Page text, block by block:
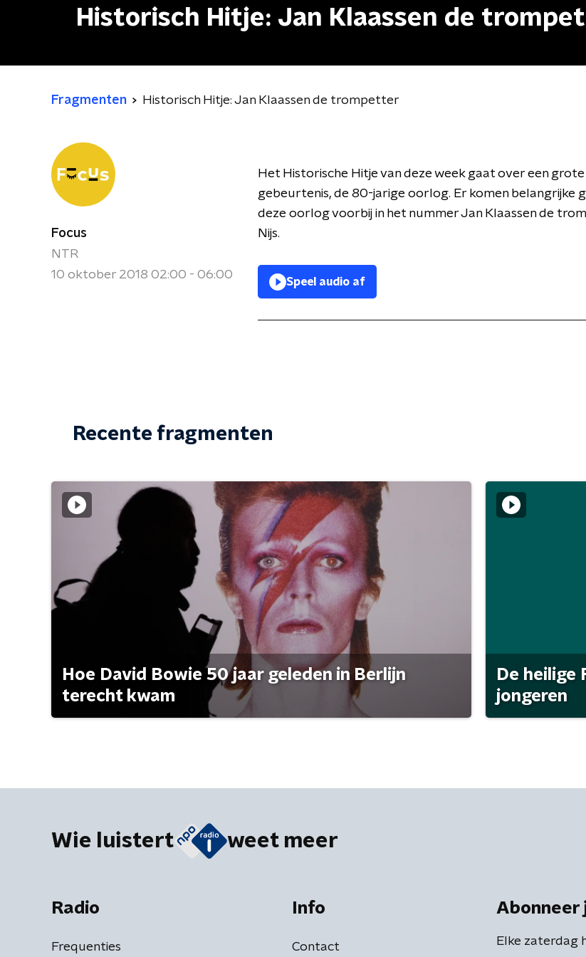
Historisch Hitje: Jan Klaassen de
Fragmenten Historisch Hitje: Jan Klaassen de trompetter
Focus
NTR
10 oktober 2018 02:00 - 06:00
Het Historische Hitje van deze week gaat over een
gebeurtenis, de 80-jarige oorlog. Er komen belangrijke
deze oorlog voorbij in het nummer Jan Klaassen de
Nijs.
Speel audio af
Recente fragmenten
Hoe David Bowie 50 jaar geleden in Berlijn
terecht kwam
De heilige
jongeren
Wie luistert weet meer
Radio
Frequenties
Info
Contact
Abonneer
Elke zaterdag